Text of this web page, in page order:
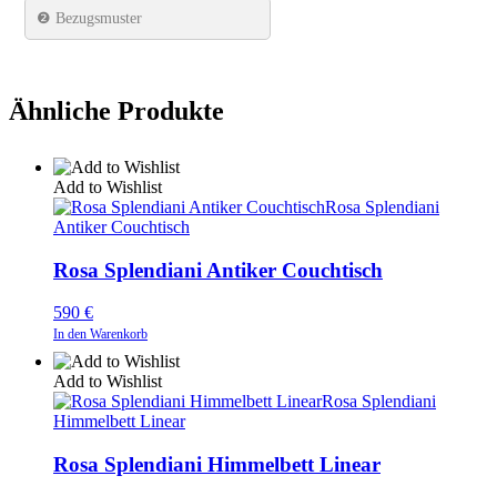
❷ Bezugsmuster
Ähnliche Produkte
Add to Wishlist
Rosa Splendiani
Antiker Couchtisch
Rosa Splendiani Antiker Couchtisch
590 €
In den Warenkorb
Add to Wishlist
Rosa Splendiani
Himmelbett Linear
Rosa Splendiani Himmelbett Linear